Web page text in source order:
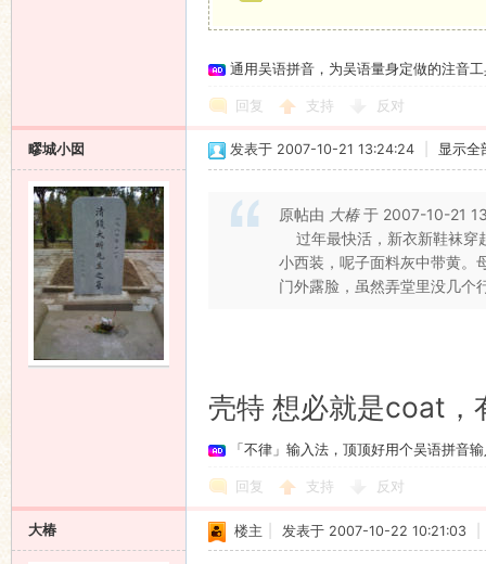
通用吴语拼音，为吴语量身定做的注音
回复 支持 反对
疁城小囡 发表于 2007-10-21 13:24:24 显示全
原帖由 大椿于 2007-10-21
过年最快活，新衣新鞋袜穿
小西装，呢子面料灰中带黄。
门外露脸，虽然弄堂里没几个
壳特 想必就是coat，
「不律」输入法，顶顶好用个吴语拼音
回复 支持 反对
大椿 楼主 发表于 2007-10-22 10:21:03